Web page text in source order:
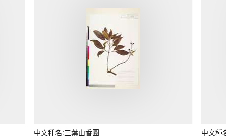
中文種名:三葉山香圓 中文種